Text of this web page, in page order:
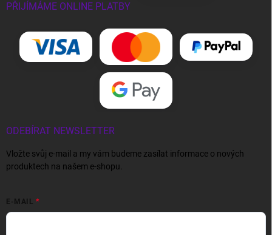
PŘIJÍMÁME ONLINE PLATBY
ODEBÍRAT NEWSLETTER
Vložte svůj e-mail a my vám budeme zasílat informace o nových
produktech na našem e-shopu.
E-MAIL